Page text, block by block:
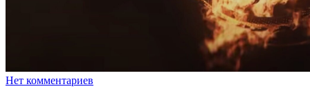
Нет комментариев